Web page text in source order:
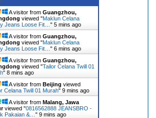
A visitor from Guangzhou,
viewed "Maklun Celana
Jeans Loose Fit… " 5 mins ago
A visitor from Guangzhou,
viewed "Maklun Celana
Jeans Loose Fit… " 6 mins ago
A visitor from Guangzhou,
viewed "Tailor Celana Twill 01
" 8 mins ago
A visitor from Beijing viewed
Celana Twill 01 Murah" 9 mins ago
A visitor from Malang, Jawa
viewed "0816562888 JEANSBRO -
Pakaian &… " 9 mins ago